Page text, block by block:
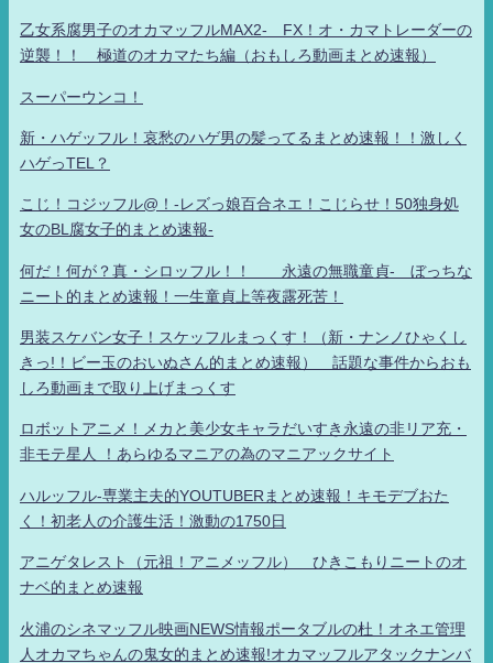
乙女系腐男子のオカマッフルMAX2- FX！オ・カマトレーダーの
逆襲！！ 極道のオカマたち編（おもしろ動画まとめ速報）
スーパーウンコ！
新・ハゲッフル！哀愁のハゲ男の髪ってるまとめ速報！！激しく
ハゲっTEL？
こじ！コジッフル@！-レズっ娘百合ネエ！こじらせ！50独身処
女のBL腐女子的まとめ速報-
何だ！何が？真・シロッフル！！ 永遠の無職童貞- ぼっちな
ニート的まとめ速報！一生童貞上等夜露死苦！
男装スケバン女子！スケッフルまっくす！（新・ナンノひゃくし
きっ!！ビー玉のおいぬさん的まとめ速報） 話題な事件からおも
しろ動画まで取り上げまっくす
ロボットアニメ！メカと美少女キャラだいすき永遠の非リア充・
非モテ星人 ！あらゆるマニアの為のマニアックサイト
ハルッフル-専業主夫的YOUTUBERまとめ速報！キモデブおた
く！初老人の介護生活！激動の1750日
アニゲタレスト（元祖！アニメッフル） ひきこもりニートのオ
ナベ的まとめ速報
火浦のシネマッフル映画NEWS情報ポータブルの杜！オネエ管理
人オカマちゃんの鬼女的まとめ速報!オカマッフルアタックナンバ